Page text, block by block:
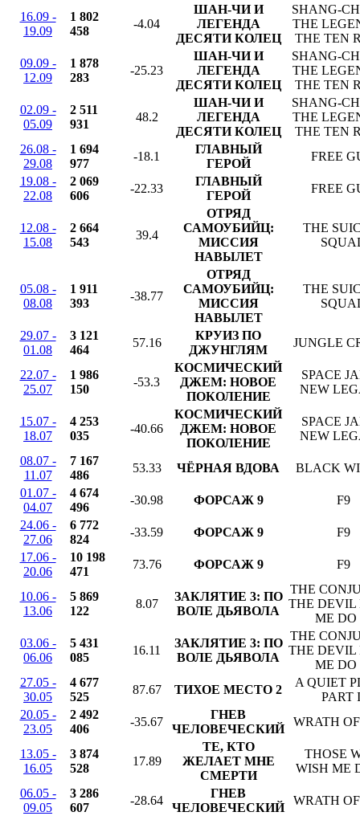
16.09 -
19.09
1 802
458
-4.04
ШАН-ЧИ И
ЛЕГЕНДА
ДЕСЯТИ КОЛЕЦ
SHANG-
THE
THE TEN
09.09 -
12.09
1 878
283
-25.23
ШАН-ЧИ И
ЛЕГЕНДА
ДЕСЯТИ КОЛЕЦ
SHANG-
THE
THE TEN
02.09 -
05.09
2 511
931
48.2
ШАН-ЧИ И
ЛЕГЕНДА
ДЕСЯТИ КОЛЕЦ
SHANG-
THE
THE TEN
26.08 -
29.08
1 694
977
-18.1
ГЛАВНЫЙ
ГЕРОЙ
FREE
19.08 -
22.08
2 069
606
-22.33
ГЛАВНЫЙ
ГЕРОЙ
FREE
12.08 -
15.08
2 664
543
39.4
ОТРЯД
САМОУБИЙЦ:
МИССИЯ
НАВЫЛЕТ
THE
05.08 -
08.08
1 911
393
-38.77
ОТРЯД
САМОУБИЙЦ:
МИССИЯ
НАВЫЛЕТ
THE
29.07 -
01.08
3 121
464
57.16
КРУИЗ ПО
ДЖУНГЛЯМ
JUNGLE
22.07 -
25.07
1 986
150
-53.3
КОСМИЧЕСКИЙ
ДЖЕМ: НОВОЕ
ПОКОЛЕНИЕ
SPACE
NEW
15.07 -
18.07
4 253
035
-40.66
КОСМИЧЕСКИЙ
ДЖЕМ: НОВОЕ
ПОКОЛЕНИЕ
SPACE
NEW
08.07 -
11.07
7 167
486
53.33 ЧЁРНАЯ ВДОВА
BLACK
01.07 -
04.07
4 674
496
-30.98 ФОРСАЖ 9
F9
24.06 -
27.06
6 772
824
-33.59 ФОРСАЖ 9
F9
17.06 -
20.06
10 198
471
73.76 ФОРСАЖ 9 F9
10.06 -
13.06
5 869
122
8.07
ЗАКЛЯТИЕ 3: ПО
ВОЛЕ ДЬЯВОЛА
THE
THE DEVIL
ME DO
03.06 -
06.06
5 431
085
16.11
ЗАКЛЯТИЕ 3: ПО
ВОЛЕ ДЬЯВОЛА
THE
THE DEVIL
ME DO
27.05 -
30.05
4 677
525
87.67 ТИХОЕ МЕСТО 2
A QUIET
PART
20.05 -
23.05
2 492
406
-35.67
ГНЕВ
ЧЕЛОВЕЧЕСКИЙ
WRATH
13.05 -
16.05
3 874
528
17.89
ТЕ, КТО
ЖЕЛАЕТ МНЕ
СМЕРТИ
THOSE
WISH ME
06.05 -
09.05
3 286
607
-28.64
ГНЕВ
ЧЕЛОВЕЧЕСКИЙ
WRATH